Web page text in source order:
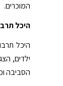
המוכרים.
היכל
היכל
ילדים,
הסביבה